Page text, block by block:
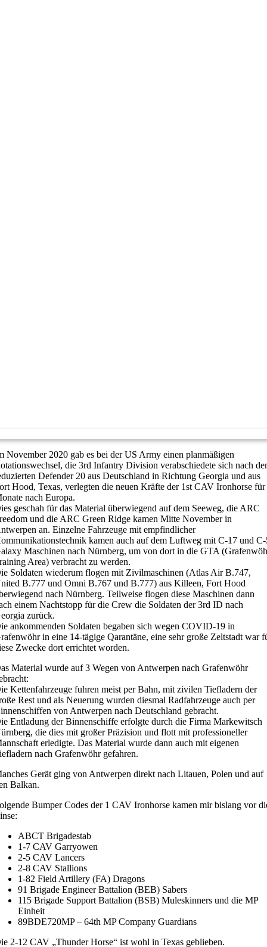
November 2020 gab es bei der US Army einen planmäßigen
die 3rd Infantry Division verabschiedete sich nach
Defender 20 aus Deutschland in Richtung Georgia und aus
Hood, Texas, verlegten die neuen Kräfte der 1st CAV Ironhorse
nach Europa.
geschah für das Material überwiegend auf dem Seeweg, die ARC
und die ARC Green Ridge kamen Mitte November in
an. Einzelne Fahrzeuge mit empfindlicher
kamen auch auf dem Luftweg mit C-17 und
Maschinen nach Nürnberg, um von dort in die GTA
Area) verbracht zu werden.
Soldaten wiederum flogen mit Zivilmaschinen (Atlas Air B.747,
B.777 und Omni B.767 und B.777) aus Killeen, Fort Hood
nach Nürnberg. Teilweise flogen diese Maschinen dann
einem Nachtstopp für die Crew die Soldaten der 3rd ID nach
zurück.
ankommenden Soldaten begaben sich wegen COVID-19 in
in eine 14-tägige Qarantäne, eine sehr große Zeltstadt war
Zwecke dort errichtet worden.
Material wurde auf 3 Wegen von Antwerpen nach Grafenwöhr
Kettenfahrzeuge fuhren meist per Bahn, mit zivilen Tiefladern der
Rest und als Neuerung wurden diesmal Radfahrzeuge auch per
von Antwerpen nach Deutschland gebracht.
Entladung der Binnenschiffe erfolgte durch die Firma Markewitsch
die dies mit großer Präzision und flott mit professioneller
erledigte. Das Material wurde dann auch mit eigenen
nach Grafenwöhr gefahren.
Gerät ging von Antwerpen direkt nach Litauen, Polen und auf
Balkan.
Bumper Codes der 1 CAV Ironhorse kamen mir bislang vor
ABCT Brigadestab
1-7 CAV Garryowen
2-5 CAV Lancers
2-8 CAV Stallions
1-82 Field Artillery (FA) Dragons
91 Brigade Engineer Battalion (BEB) Sabers
115 Brigade Support Battalion (BSB) Muleskinners und die MP
Einheit
89BDE720MP – 64th MP Company Guardians
2-12 CAV „Thunder Horse“ ist wohl in Texas geblieben.